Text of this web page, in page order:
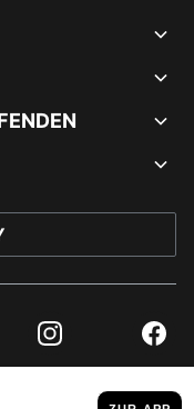
Instagram
RECHTE VORBEHALTEN